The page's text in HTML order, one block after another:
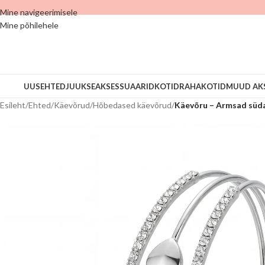
Mine navigeerimisele
Mine põhilehele
UUSEHTEDJUUKSEAKSESSUAARIDKOTIDRAHAKOTIDMUUD
Esileht/Ehted/Käevõrud/Hõbedased käevõrud/Käevõru – Armsad